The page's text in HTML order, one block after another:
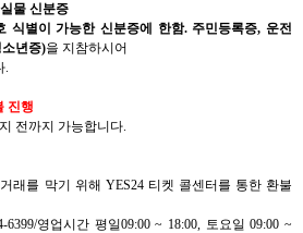
물 신분증
식별이 가능한 신분증에 한함. 주민등록증,운전
년증)을 지참하시어
.
진행
전까지 가능합니다.
래를 막기 위해 YES24 티켓 콜센터를 통한 환불
6399/영업시간 평일09:00 ~ 18:00, 토요일09:00 ~